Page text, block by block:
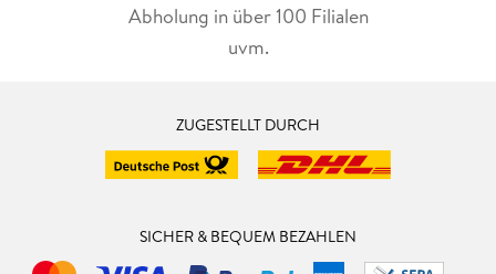
Abholung in über 100 Filialen
uvm.
ZUGESTELLT DURCH
SICHER & BEQUEM BEZAHLEN